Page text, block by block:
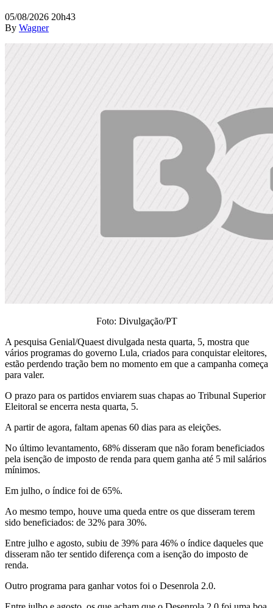
05/08/2026 20h43
By Wagner
Foto: Divulgação/PT
A pesquisa Genial/Quaest divulgada nesta quarta, 5, mostra que
vários programas do governo Lula, criados para conquistar eleitores,
estão perdendo tração bem no momento em que a campanha começa
para valer.
O prazo para os partidos enviarem suas chapas ao Tribunal Superior
Eleitoral se encerra nesta quarta, 5.
A partir de agora, faltam apenas 60 dias para as eleições.
No último levantamento, 68% disseram que não foram beneficiados
pela isenção de imposto de renda para quem ganha até 5 mil salários
mínimos.
Em julho, o índice foi de 65%.
Ao mesmo tempo, houve uma queda entre os que disseram terem
sido beneficiados: de 32% para 30%.
Entre julho e agosto, subiu de 39% para 46% o índice daqueles que
disseram não ter sentido diferença com a isenção do imposto de
renda.
Outro programa para ganhar votos foi o Desenrola 2.0.